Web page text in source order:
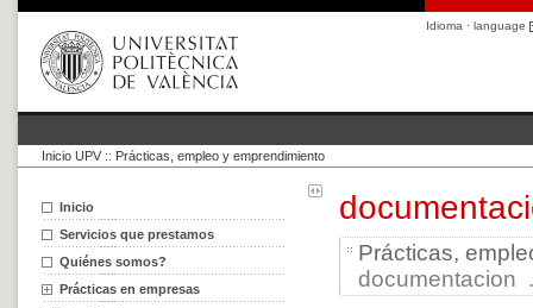
Idioma · language
Inicio UPV :: Prácticas, empleo y emprendimiento
Inicio
Servicios que prestamos
Quiénes somos?
Prácticas en empresas
Prácticas,
documentacion